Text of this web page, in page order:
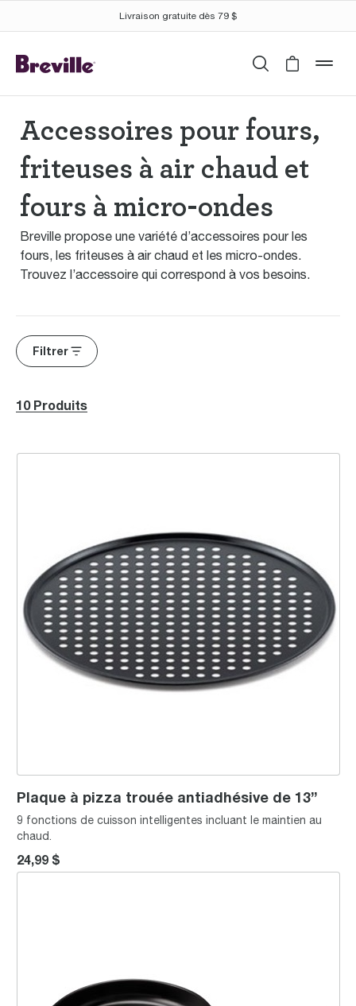
Livraison gratuite dès 79 $
Recherche
Cart is
Accessoires pour fours,
friteuses à air chaud et
fours à micro-ondes
Breville propose une variété d’accessoires pour les
fours, les friteuses à air chaud et les micro-ondes.
Trouvez l’accessoire qui correspond à vos besoins.
Filtrer
10 Produits
Plaque à pizza trouée antiadhésive de 13”
Plaque à pizza trouée antiadhésive de 13”
9 fonctions de cuisson intelligentes incluant le maintien au
chaud.
24,99 $
la Pizza Pan